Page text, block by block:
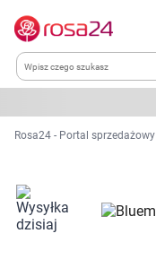
Kategorie
Dla zwierząt
Rosa24 - Portal sprzedażowy